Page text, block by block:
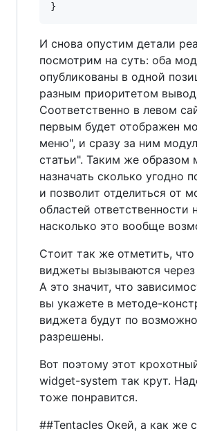
}
И снова опустим детали
посмотрим на суть: оба
опубликованы в одной
разным приоритетом
Соответственно в левом
первым будет отображен
меню", и сразу за ним
статьи". Таким же
назначать сколько угодно
и позволит отделиться от
областей ответственности
насколько это вообще
Стоит так же отметить,
виджеты вызываются через
А это значит, что
вы укажете в методе-
виджета будут по
разрешены.
Вот поэтому этот
widget-system так крут.
тоже понравится.
##Tentacles Окей, а как же